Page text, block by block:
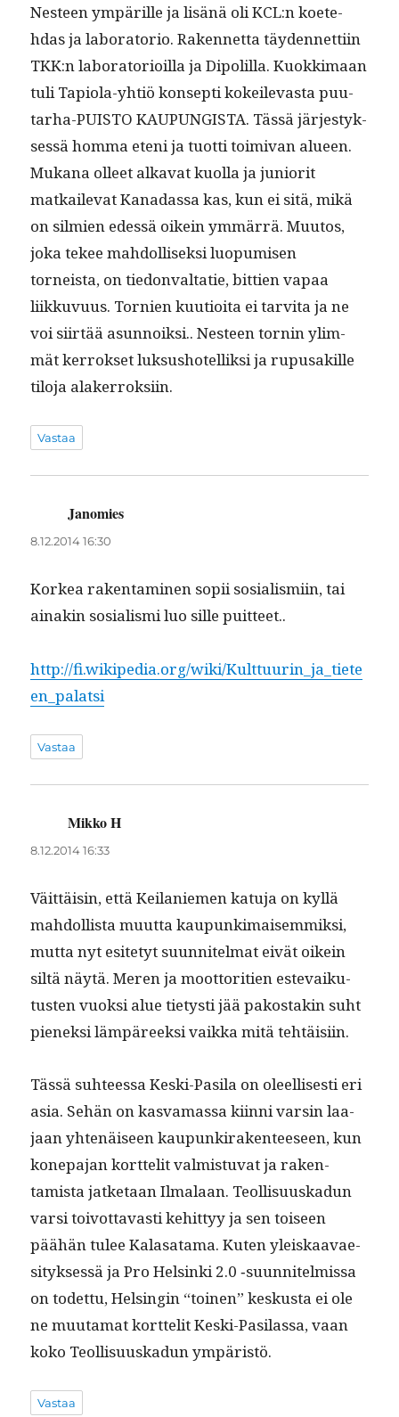
Nes­teen ympärille ja lisänä oli KCL:n koete­
hdas ja lab­o­ra­to­rio. Raken­net­ta täy­den­net­ti­in
TKK:n lab­o­ra­to­ri­oil­la ja Dipo­lil­la. Kuokki­maan
tuli Tapi­o­la-yhtiö kon­sep­ti kokeil­ev­as­ta puu­
tarha-PUIS­TO KAUPUNGISTA. Tässä järjestyk­
sessä hom­ma eteni ja tuot­ti toimi­van alueen.
Mukana olleet alka­vat kuol­la ja junior­it
matkail­e­vat Kanadas­sa kas, kun ei sitä, mikä
on silmien edessä oikein ymmär­rä. Muu­tos,
joka tekee mah­dol­lisek­si luop­umisen
torneista, on tiedonva­l­tatie, bit­tien vapaa
liikku­vu­us. Tornien kuu­tioi­ta ei tarvi­ta ja ne
voi siirtää asun­noik­si.. Nes­teen tornin ylim­
mät ker­rokset luk­sushotel­lik­si ja rupusakille
tilo­ja alakerroksiin.
Vastaa
Janomies
8.12.2014 16:30
Korkea rak­en­t­a­mi­nen sopii sosial­is­mi­in, tai
ainakin sosial­is­mi luo sille puitteet..
http://fi.wikipedia.org/wiki/Kulttuurin_ja_tiete
en_palatsi
Vastaa
Mikko H
8.12.2014 16:33
Väit­täisin, että Keilaniemen katu­ja on kyl­lä
mah­dol­lista muut­ta kaupunki­maisem­mik­si,
mut­ta nyt esite­tyt suun­nitel­mat eivät oikein
siltä näytä. Meren ja moot­tori­tien este­vaiku­
tusten vuok­si alue tietysti jää pakostakin suht
pienek­si läm­päreek­si vaik­ka mitä tehtäisiin.
Tässä suh­teessa Kes­ki-Pasi­la on oleel­lis­es­ti eri
asia. Sehän on kas­va­mas­sa kiin­ni varsin laa­
jaan yht­enäiseen kaupunki­rak­en­teeseen, kun
konepa­jan kort­telit valmis­tu­vat ja rak­en­
tamista jatke­taan Ilmalaan. Teol­lisu­uskadun
var­si toiv­ot­tavasti kehit­tyy ja sen toiseen
päähän tulee Kalasa­ta­ma. Kuten yleiskaavae­
si­tyk­sessä ja Pro Helsin­ki 2.0 ‑suun­nitelmis­sa
on todet­tu, Helsin­gin “toinen” keskus­ta ei ole
ne muu­ta­mat kort­telit Kes­ki-Pasi­las­sa, vaan
koko Teol­lisu­uskadun ympäristö.
Vastaa